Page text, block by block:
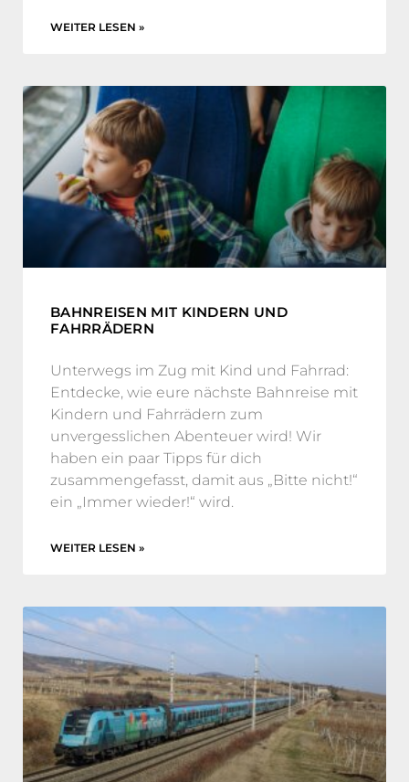
WEITER LESEN »
BAHNREISEN MIT KINDERN UND
FAHRRÄDERN
Unterwegs im Zug mit Kind und Fahrrad:
Entdecke, wie eure nächste Bahnreise mit
Kindern und Fahrrädern zum
unvergesslichen Abenteuer wird! Wir
haben ein paar Tipps für dich
zusammengefasst, damit aus „Bitte nicht!“
ein „Immer wieder!“ wird.
WEITER LESEN »